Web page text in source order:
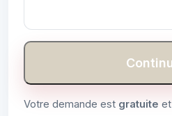
Votre demande est gratuite et